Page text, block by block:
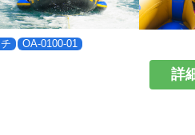
OA-0100-01
詳